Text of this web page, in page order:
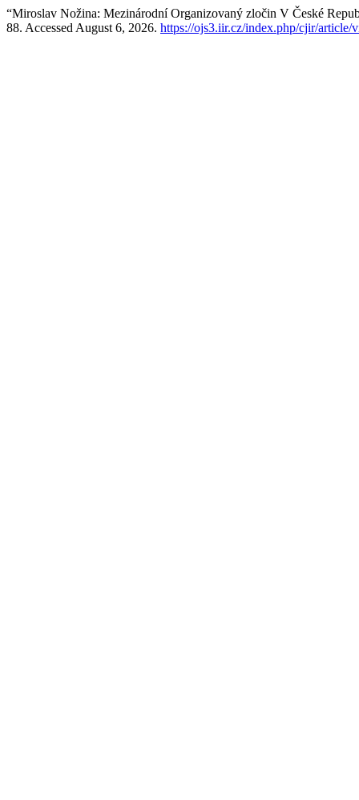
“Miroslav Nožina: Mezinárodní Organizovaný zločin V České
88. Accessed August 6, 2026. https://ojs3.iir.cz/index.php/cjir/article/